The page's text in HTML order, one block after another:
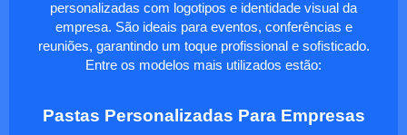
personalizadas com logotipos e identidade visual da
empresa. São ideais para eventos, conferências e
reuniões, garantindo um toque profissional e sofisticado.
Entre os modelos mais utilizados estão:
Pastas Personalizadas Para Empresas